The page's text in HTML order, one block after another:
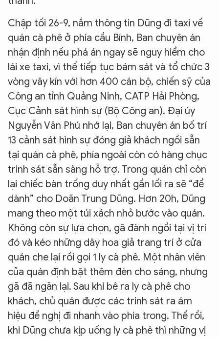
Chập tối 26-9, nắm thông tin Dũng đi taxi về
quán cà phê ở phía cầu Bính, Ban chuyên án
nhận định nếu phá án ngay sẽ nguy hiểm cho
lái xe taxi, vì thế tiếp tục bám sát và tổ chức 3
vòng vây kín với hơn 400 cán bộ, chiến sỹ của
Công an tỉnh Quảng Ninh, CATP Hải Phòng,
Cục Cảnh sát hình sự (Bộ Công an). Đại úy
Nguyễn Văn Phú nhớ lại, Ban chuyên án bố trí
13 cảnh sát hình sự đóng giả khách ngồi sẵn
tại quán cà phê, phía ngoài còn có hàng chục
trinh sát sẵn sàng hỗ trợ. Trong quán chỉ còn
lại chiếc bàn trống duy nhất gần lối ra sẽ “để
dành” cho Doãn Trung Dũng. Hơn 20h, Dũng
mang theo một túi xách nhỏ bước vào quán.
Không còn sự lựa chọn, gã đành ngồi tại vị trí
đó và kéo những dây hoa giả trang trí ở cửa
quán che lại rồi gọi 1 ly cà phê. Một nhân viên
của quán định bật thêm đèn cho sáng, nhưng
gã đã ngăn lại. Sau khi bê ra ly cà phê cho
khách, chủ quán được các trinh sát ra ám
hiệu đề nghị đi nhanh vào phía trong. Thế rồi,
khi Dũng chưa kịp uống ly cà phê thì những vị